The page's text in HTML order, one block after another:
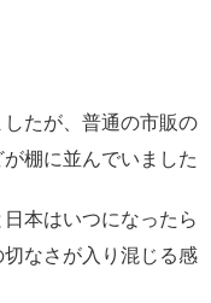
たが、普通の市販の
棚に並んでいました
本はいつになったら
なさが入り混じる感